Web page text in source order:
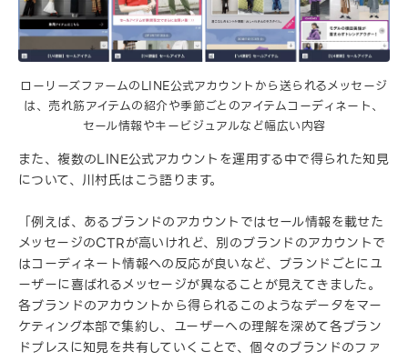
ローリーズファームのLINE公式アカウントから送られるメッセージ
は、売れ筋アイテムの紹介や季節ごとのアイテムコーディネート、
セール情報やキービジュアルなど幅広い内容
また、複数のLINE公式アカウントを運用する中で得られた知見
について、川村氏はこう語ります。
「例えば、あるブランドのアカウントではセール情報を載せた
メッセージのCTRが高いけれど、別のブランドのアカウントで
はコーディネート情報への反応が良いなど、ブランドごとにユ
ーザーに喜ばれるメッセージが異なることが見えてきました。
各ブランドのアカウントから得られるこのようなデータをマー
ケティング本部で集約し、ユーザーへの理解を深めて各ブラン
ドプレスに知見を共有していくことで、個々のブランドのファ